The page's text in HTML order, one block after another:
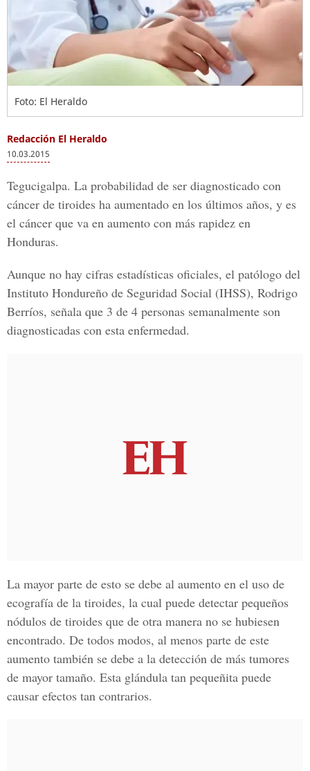
Foto: El Heraldo
Redacción El Heraldo
10.03.2015
Tegucigalpa. La probabilidad de ser diagnosticado con
cáncer de tiroides ha aumentado en los últimos años, y es
el cáncer que va en aumento con más rapidez en
Honduras.
Aunque no hay cifras estadísticas oficiales, el patólogo del
Instituto Hondureño de Seguridad Social (IHSS), Rodrigo
Berríos, señala que 3 de 4 personas semanalmente son
diagnosticadas con esta enfermedad.
La mayor parte de esto se debe al aumento en el uso de
ecografía de la tiroides, la cual puede detectar pequeños
nódulos de tiroides que de otra manera no se hubiesen
encontrado. De todos modos, al menos parte de este
aumento también se debe a la detección de más tumores
de mayor tamaño. Esta glándula tan pequeñita puede
causar efectos tan contrarios.